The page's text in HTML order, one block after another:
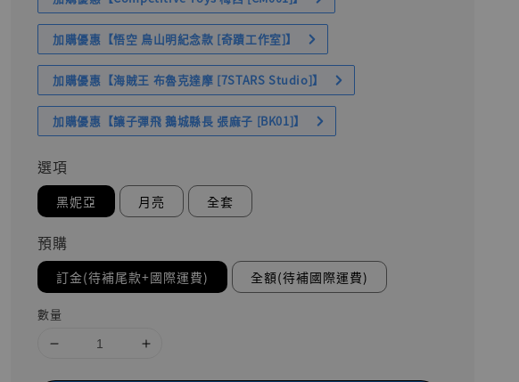
加購優惠【悟空 鳥山明紀念款 [奇蹟工作室]】
加購優惠【海賊王 布魯克達摩 [7STARS Studio]】
加購優惠【讓子彈飛 鵝城縣長 張麻子 [BK01]】
選項
黑妮亞 月亮 全套
預購
訂金(待補尾款+國際運費) 全額(待補國際運費)
數量